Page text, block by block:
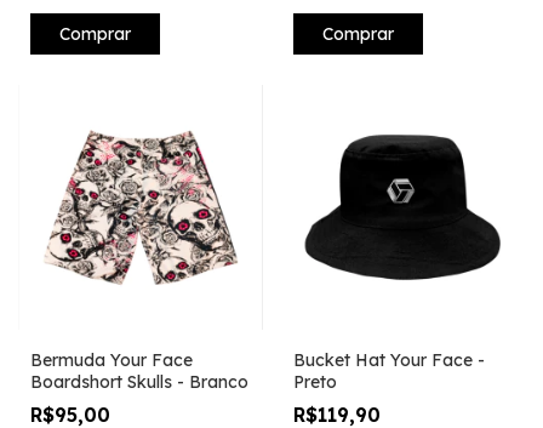
Comprar Comprar
Bermuda Your Face
Boardshort Skulls - Branco
R$95,00
Bucket Hat Your Face -
Preto
R$119,90